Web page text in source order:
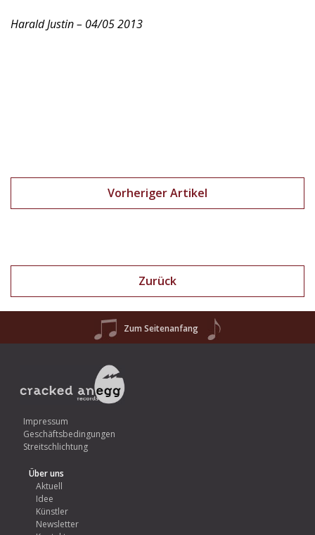
Harald Justin – 04/05 2013
Vorheriger Artikel
Zurück
Zum Seitenanfang
Impressum
Geschäftsbedingungen
Streitschlichtung
Über uns
Aktuell
Idee
Künstler
Newsletter